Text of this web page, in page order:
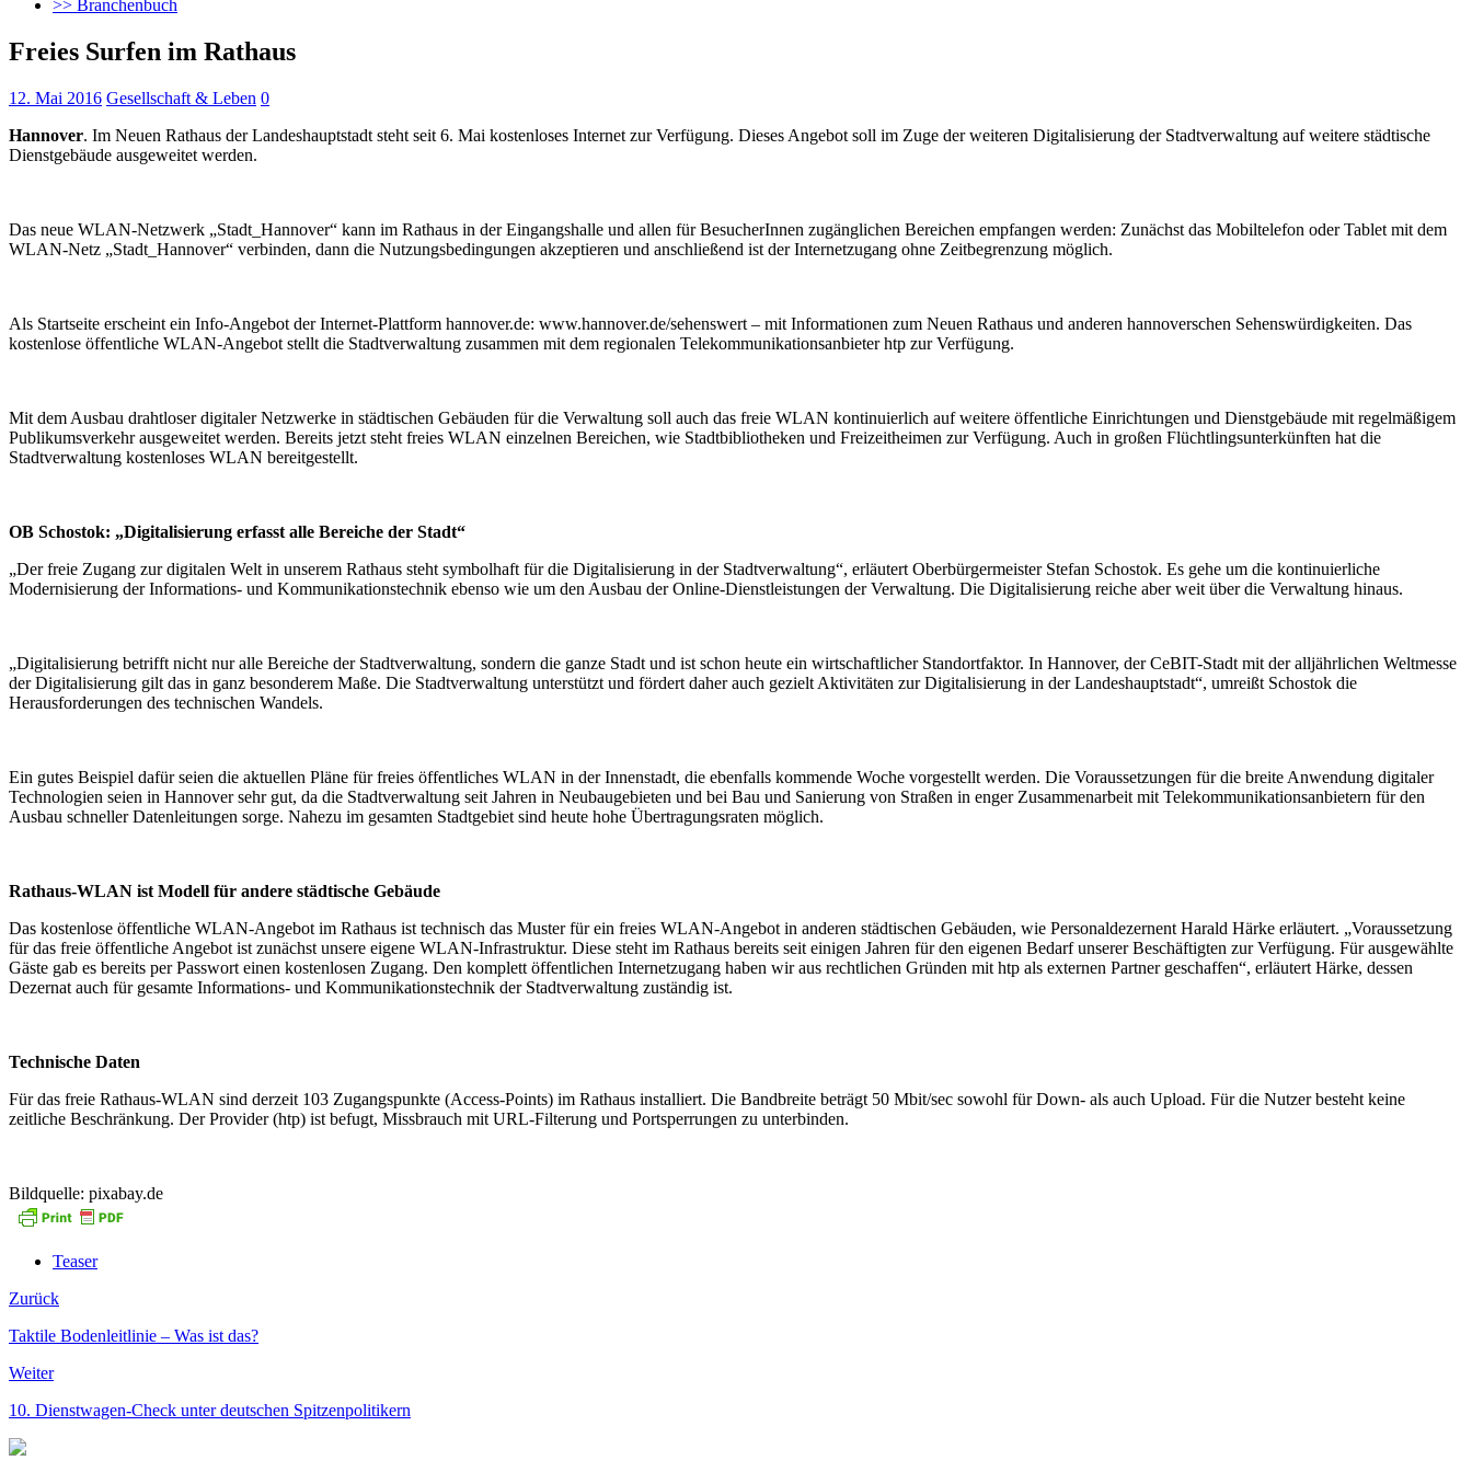
>> Branchenbuch
Freies Surfen im Rathaus
12. Mai 2016 Gesellschaft & Leben 0
Hannover. Im Neuen Rathaus der Landeshauptstadt steht seit 6. Mai kostenloses Internet zur Verfügung. Dieses Angebot soll im Zuge der weiteren Digitalisierung der Stadtverwaltung auf weitere städtische
Dienstgebäude ausgeweitet werden.
Das neue WLAN-Netzwerk „Stadt_Hannover“ kann im Rathaus in der Eingangshalle und allen für BesucherInnen zugänglichen Bereichen empfangen werden: Zunächst das Mobiltelefon oder Tablet mit dem
WLAN-Netz „Stadt_Hannover“ verbinden, dann die Nutzungsbedingungen akzeptieren und anschließend ist der Internetzugang ohne Zeitbegrenzung möglich.
Als Startseite erscheint ein Info-Angebot der Internet-Plattform hannover.de: www.hannover.de/sehenswert – mit Informationen zum Neuen Rathaus und anderen hannoverschen Sehenswürdigkeiten. Das
kostenlose öffentliche WLAN-Angebot stellt die Stadtverwaltung zusammen mit dem regionalen Telekommunikationsanbieter htp zur Verfügung.
Mit dem Ausbau drahtloser digitaler Netzwerke in städtischen Gebäuden für die Verwaltung soll auch das freie WLAN kontinuierlich auf weitere öffentliche Einrichtungen und Dienstgebäude mit regelmäßigem
Publikumsverkehr ausgeweitet werden. Bereits jetzt steht freies WLAN einzelnen Bereichen, wie Stadtbibliotheken und Freizeitheimen zur Verfügung. Auch in großen Flüchtlingsunterkünften hat die
Stadtverwaltung kostenloses WLAN bereitgestellt.
OB Schostok: „Digitalisierung erfasst alle Bereiche der Stadt“
„Der freie Zugang zur digitalen Welt in unserem Rathaus steht symbolhaft für die Digitalisierung in der Stadtverwaltung“, erläutert Oberbürgermeister Stefan Schostok. Es gehe um die kontinuierliche
Modernisierung der Informations- und Kommunikationstechnik ebenso wie um den Ausbau der Online-Dienstleistungen der Verwaltung. Die Digitalisierung reiche aber weit über die Verwaltung hinaus.
„Digitalisierung betrifft nicht nur alle Bereiche der Stadtverwaltung, sondern die ganze Stadt und ist schon heute ein wirtschaftlicher Standortfaktor. In Hannover, der CeBIT-Stadt mit der alljährlichen Weltmesse
der Digitalisierung gilt das in ganz besonderem Maße. Die Stadtverwaltung unterstützt und fördert daher auch gezielt Aktivitäten zur Digitalisierung in der Landeshauptstadt“, umreißt Schostok die
Herausforderungen des technischen Wandels.
Ein gutes Beispiel dafür seien die aktuellen Pläne für freies öffentliches WLAN in der Innenstadt, die ebenfalls kommende Woche vorgestellt werden. Die Voraussetzungen für die breite Anwendung digitaler
Technologien seien in Hannover sehr gut, da die Stadtverwaltung seit Jahren in Neubaugebieten und bei Bau und Sanierung von Straßen in enger Zusammenarbeit mit Telekommunikationsanbietern für den
Ausbau schneller Datenleitungen sorge. Nahezu im gesamten Stadtgebiet sind heute hohe Übertragungsraten möglich.
Rathaus-WLAN ist Modell für andere städtische Gebäude
Das kostenlose öffentliche WLAN-Angebot im Rathaus ist technisch das Muster für ein freies WLAN-Angebot in anderen städtischen Gebäuden, wie Personaldezernent Harald Härke erläutert. „Voraussetzung
für das freie öffentliche Angebot ist zunächst unsere eigene WLAN-Infrastruktur. Diese steht im Rathaus bereits seit einigen Jahren für den eigenen Bedarf unserer Beschäftigten zur Verfügung. Für ausgewählte
Gäste gab es bereits per Passwort einen kostenlosen Zugang. Den komplett öffentlichen Internetzugang haben wir aus rechtlichen Gründen mit htp als externen Partner geschaffen“, erläutert Härke, dessen
Dezernat auch für gesamte Informations- und Kommunikationstechnik der Stadtverwaltung zuständig ist.
Technische Daten
Für das freie Rathaus-WLAN sind derzeit 103 Zugangspunkte (Access-Points) im Rathaus installiert. Die Bandbreite beträgt 50 Mbit/sec sowohl für Down- als auch Upload. Für die Nutzer besteht keine
zeitliche Beschränkung. Der Provider (htp) ist befugt, Missbrauch mit URL-Filterung und Portsperrungen zu unterbinden.
Bildquelle: pixabay.de
Teaser
Zurück
Taktile Bodenleitlinie – Was ist das?
Weiter
10. Dienstwagen-Check unter deutschen Spitzenpolitikern